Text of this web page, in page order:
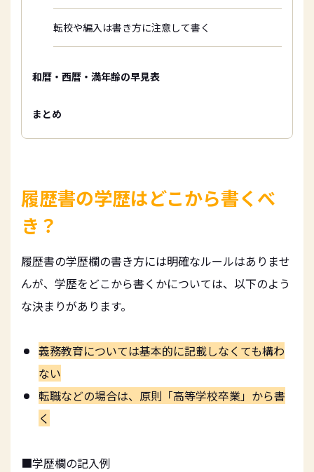
転校や編入は書き方に注意して書く
和暦・西暦・満年齢の早見表
まとめ
履歴書の学歴はどこから書くべ
き？
履歴書の学歴欄の書き方には明確なルールはありませ
んが、学歴をどこから書くかについては、以下のよう
な決まりがあります。
義務教育については基本的に記載しなくても構わ
ない
転職などの場合は、原則「高等学校卒業」から書
く
■学歴欄の記入例